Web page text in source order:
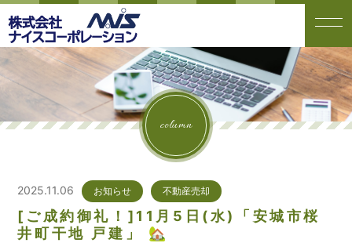
column
2025.11.06 お知らせ 不動産売却
[ご成約御礼！]11月5日(水)「安城市桜
井町干地 戸建」 🏡